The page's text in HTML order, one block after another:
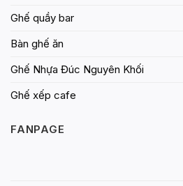
Ghế quầy bar
Bàn ghế ăn
Ghế Nhựa Đúc Nguyên Khối
Ghế xếp cafe
FANPAGE